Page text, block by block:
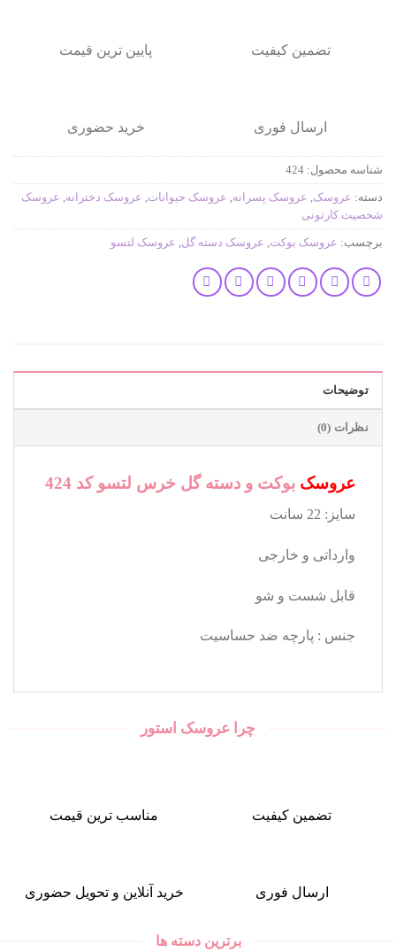
تضمین کیفیت پایین ترین قیمت
ارسال فوری خرید حضوری
شناسه محصول: 424
دسته: عروسک, عروسک پسرانه, عروسک حیوانات, عروسک دخترانه, عروسک
شخصیت کارتونی
برچسب: عروسک بوکت, عروسک دسته گل, عروسک لتسو
توضیحات
نظرات (0)
عروسک بوکت و دسته گل خرس لتسو کد 424
سایز: 22 سانت
وارداتی و خارجی
قابل شست و شو
جنس : پارچه ضد حساسیت
چرا عروسک استور
تضمین کیفیت مناسب ترین قیمت
ارسال فوری خرید آنلاین و تحویل حضوری
برترین دسته ها